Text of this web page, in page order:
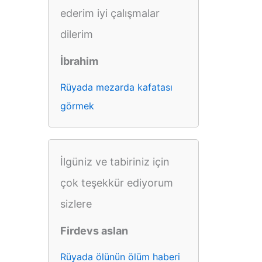
ederim iyi çalışmalar
dilerim
İbrahim
Rüyada mezarda kafatası
görmek
İlgüniz ve tabiriniz için
çok teşekkür ediyorum
sizlere
Firdevs aslan
Rüyada ölünün ölüm haberi